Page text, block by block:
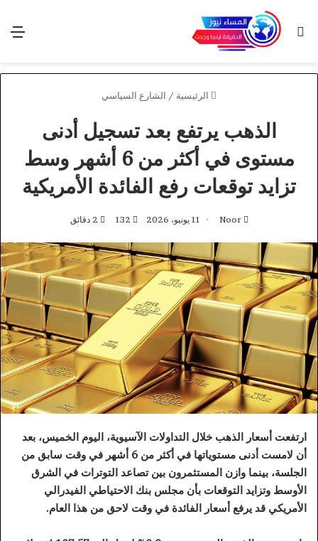
بحث عن
الرئيسية / الشارع السياسي
الذهب يرتفع بعد تسجيل أدنى
مستوى في أكثر من 6 أشهر وسط
تزايد توقعات رفع الفائدة الأمريكية
Noor 11 يونيو، 2026 132
ارتفعت أسعار الذهب خلال التداولات الآسيوية، اليوم الخميس، بعد
أن لامست أدنى مستوياتها في أكثر من 6 أشهر في وقت سابق من
الجلسة، بينما وازن المستثمرون بين تصاعد التوترات في الشرق
الأوسط وتزايد التوقعات بأن مجلس بنك الاحتياطي الفيدرالي
الأمريكي قد يرفع أسعار الفائدة في وقت لاحق من هذا العام.